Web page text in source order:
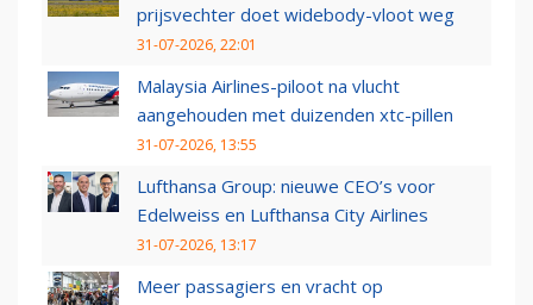
prijsvechter doet widebody-vloot weg
31-07-2026, 22:01
Malaysia Airlines-piloot na vlucht
aangehouden met duizenden xtc-pillen
31-07-2026, 13:55
Lufthansa Group: nieuwe CEO’s voor
Edelweiss en Lufthansa City Airlines
31-07-2026, 13:17
Meer passagiers en vracht op